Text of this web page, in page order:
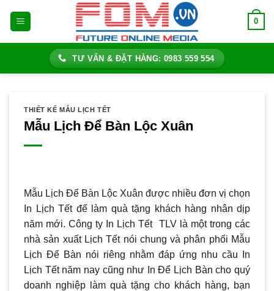
0
TƯ VẤN & ĐẶT HÀNG: 0983 559 554
THIẾT KẾ MẪU LỊCH TẾT
Mẫu Lịch Để Bàn Lộc Xuân
Mẫu Lịch Để Bàn Lộc Xuân được nhiều đơn vị chọn
In Lịch Tết để làm quà tặng khách hàng nhân dịp
năm mới. Công ty In Lịch Tết TLV là một trong các
nhà sản xuất Lịch Tết nói chung và phân phối Mẫu
Lịch Để Bàn nói riêng nhằm đáp ứng nhu cầu In
Lịch Tết năm nay cũng như In Để Lịch Bàn cho quý
doanh nghiệp làm quà tặng cho khách hàng, bạn